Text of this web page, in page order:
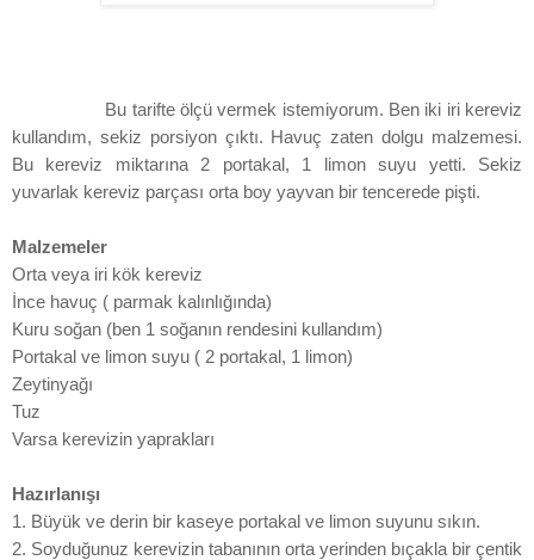
Bu tarifte ölçü vermek istemiyorum. Ben iki iri kereviz
kullandım, sekiz porsiyon çıktı. Havuç zaten dolgu malzemesi.
Bu kereviz miktarına 2 portakal, 1 limon suyu yetti. Sekiz
yuvarlak kereviz parçası orta boy yayvan bir tencerede pişti.
Malzemeler
Orta veya iri kök kereviz
İnce havuç ( parmak kalınlığında)
Kuru soğan (ben 1 soğanın rendesini kullandım)
Portakal ve limon suyu ( 2 portakal, 1 limon)
Zeytinyağı
Tuz
Varsa kerevizin yaprakları
Hazırlanışı
1. Büyük ve derin bir kaseye portakal ve limon suyunu sıkın.
2. Soyduğunuz kerevizin tabanının orta yerinden bıçakla bir çentik